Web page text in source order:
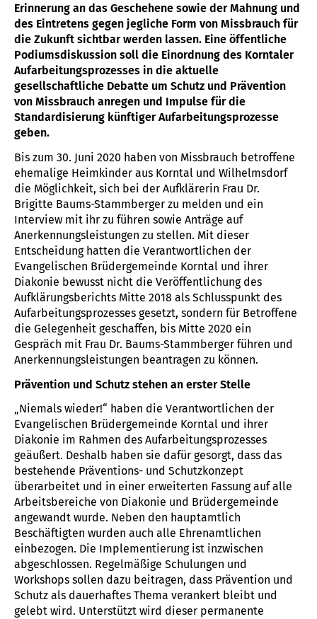
Erinnerung an das Geschehene sowie der Mahnung und
des Eintretens gegen jegliche Form von Missbrauch für
die Zukunft sichtbar werden lassen. Eine öffentliche
Podiumsdiskussion soll die Einordnung des Korntaler
Aufarbeitungsprozesses in die aktuelle
gesellschaftliche Debatte um Schutz und Prävention
von Missbrauch anregen und Impulse für die
Standardisierung künftiger Aufarbeitungsprozesse
geben.
Bis zum 30. Juni 2020 haben von Missbrauch betroffene
ehemalige Heimkinder aus Korntal und Wilhelmsdorf
die Möglichkeit, sich bei der Aufklärerin Frau Dr.
Brigitte Baums-Stammberger zu melden und ein
Interview mit ihr zu führen sowie Anträge auf
Anerkennungsleistungen zu stellen. Mit dieser
Entscheidung hatten die Verantwortlichen der
Evangelischen Brüdergemeinde Korntal und ihrer
Diakonie bewusst nicht die Veröffentlichung des
Aufklärungsberichts Mitte 2018 als Schlusspunkt des
Aufarbeitungsprozesses gesetzt, sondern für Betroffene
die Gelegenheit geschaffen, bis Mitte 2020 ein
Gespräch mit Frau Dr. Baums-Stammberger führen und
Anerkennungsleistungen beantragen zu können.
Prävention und Schutz stehen an erster Stelle
„Niemals wieder!“ haben die Verantwortlichen der
Evangelischen Brüdergemeinde Korntal und ihrer
Diakonie im Rahmen des Aufarbeitungsprozesses
geäußert. Deshalb haben sie dafür gesorgt, dass das
bestehende Präventions- und Schutzkonzept
überarbeitet und in einer erweiterten Fassung auf alle
Arbeitsbereiche von Diakonie und Brüdergemeinde
angewandt wurde. Neben den hauptamtlich
Beschäftigten wurden auch alle Ehrenamtlichen
einbezogen. Die Implementierung ist inzwischen
abgeschlossen. Regelmäßige Schulungen und
Workshops sollen dazu beitragen, dass Prävention und
Schutz als dauerhaftes Thema verankert bleibt und
gelebt wird. Unterstützt wird dieser permanente